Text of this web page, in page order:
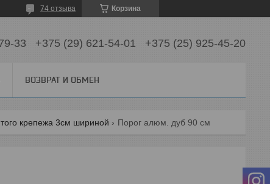
Корзина
74 отзыва
33 +375 (29) 621-54-01 +375 (25) 925-45-20
ВОЗВРАТ И ОБМЕН
крепежа 3см шириной Порог алюм. дуб 90 см